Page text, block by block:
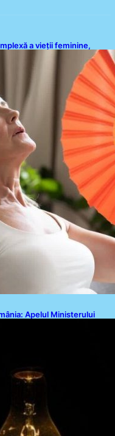
a vieții feminine,
Apelul Ministerului